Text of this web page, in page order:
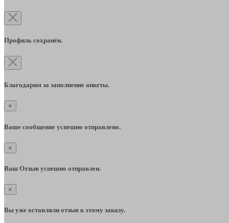
Профиль сохранён.
Благодарим за заполнение анкеты.
×
Ваше сообщение успешно отправлено.
×
Ваш Отзыв успешно отправлен.
×
Вы уже оставляли отзыв к этому заказу.